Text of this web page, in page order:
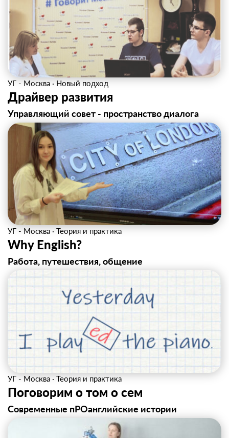
УГ - Москва · Новый подход
Драйвер развития
Управляющий совет - пространство диалога
УГ - Москва · Теория и практика
Why English?
Работа, путешествия, общение
УГ - Москва · Теория и практика
Поговорим о том о сем
Современные пРОанглийские истории